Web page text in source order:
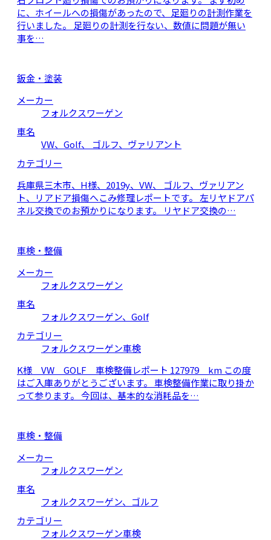
に、ホイールへの損傷があったので、足廻りの計測作業を
行いました。 足廻りの計測を行ない、数値に問題が無い
事を…
鈑金・塗装
メーカー
フォルクスワーゲン
車名
VW、Golf、 ゴルフ、ヴァリアント
カテゴリー
兵庫県三木市、H様、2019y、VW、 ゴルフ、ヴァリアン
ト、リアドア損傷へこみ修理レポートです。 左リヤドアパ
ネル交換でのお預かりになります。 リヤドア交換の…
車検・整備
メーカー
フォルクスワーゲン
車名
フォルクスワーゲン、Golf
カテゴリー
フォルクスワーゲン車検
K様 VW GOLF 車検整備レポート 127979 km この度
はご入庫ありがとうございます。 車検整備作業に取り掛か
って参ります。 今回は、基本的な消耗品を…
車検・整備
メーカー
フォルクスワーゲン
車名
フォルクスワーゲン、ゴルフ
カテゴリー
フォルクスワーゲン車検